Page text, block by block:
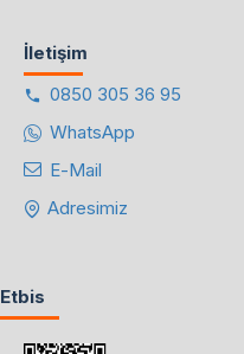
İletişim
0850 305 36 95
WhatsApp
E-Mail
Adresimiz
Etbis